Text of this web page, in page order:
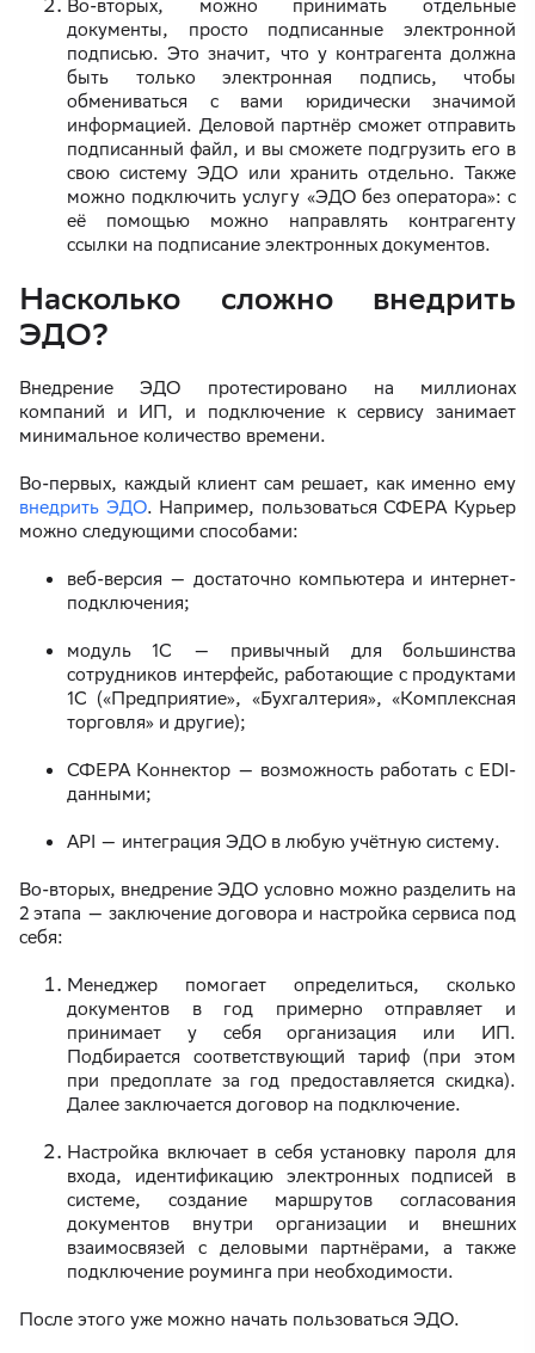
Во-вторых, можно принимать отдельные
документы, просто подписанные электронной
подписью. Это значит, что у контрагента должна
быть только электронная подпись, чтобы
обмениваться с вами юридически значимой
информацией. Деловой партнёр сможет отправить
подписанный файл, и вы сможете подгрузить его в
свою систему ЭДО или хранить отдельно. Также
можно подключить услугу «ЭДО без оператора»: с
её помощью можно направлять контрагенту
ссылки на подписание электронных документов.
Насколько сложно внедрить
ЭДО?
Внедрение ЭДО протестировано на миллионах
компаний и ИП, и подключение к сервису занимает
минимальное количество времени.
Во-первых, каждый клиент сам решает, как именно ему
внедрить ЭДО. Например, пользоваться СФЕРА Курьер
можно следующими способами:
веб-версия — достаточно компьютера и интернет-
подключения;
модуль 1С — привычный для большинства
сотрудников интерфейс, работающие с продуктами
1С («Предприятие», «Бухгалтерия», «Комплексная
торговля» и другие);
СФЕРА Коннектор — возможность работать с EDI-
данными;
API — интеграция ЭДО в любую учётную систему.
Во-вторых, внедрение ЭДО условно можно разделить на
2 этапа — заключение договора и настройка сервиса под
себя:
Менеджер помогает определиться, сколько
документов в год примерно отправляет и
принимает у себя организация или ИП.
Подбирается соответствующий тариф (при этом
при предоплате за год предоставляется скидка).
Далее заключается договор на подключение.
Настройка включает в себя установку пароля для
входа, идентификацию электронных подписей в
системе, создание маршрутов согласования
документов внутри организации и внешних
взаимосвязей с деловыми партнёрами, а также
подключение роуминга при необходимости.
После этого уже можно начать пользоваться ЭДО.